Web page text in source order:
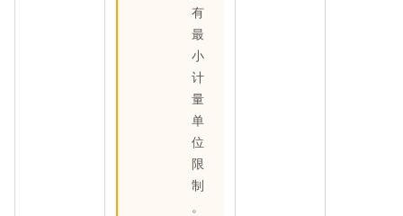
有
最
小
计
量
单
位
限
制
。